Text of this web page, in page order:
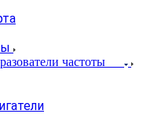
частоты